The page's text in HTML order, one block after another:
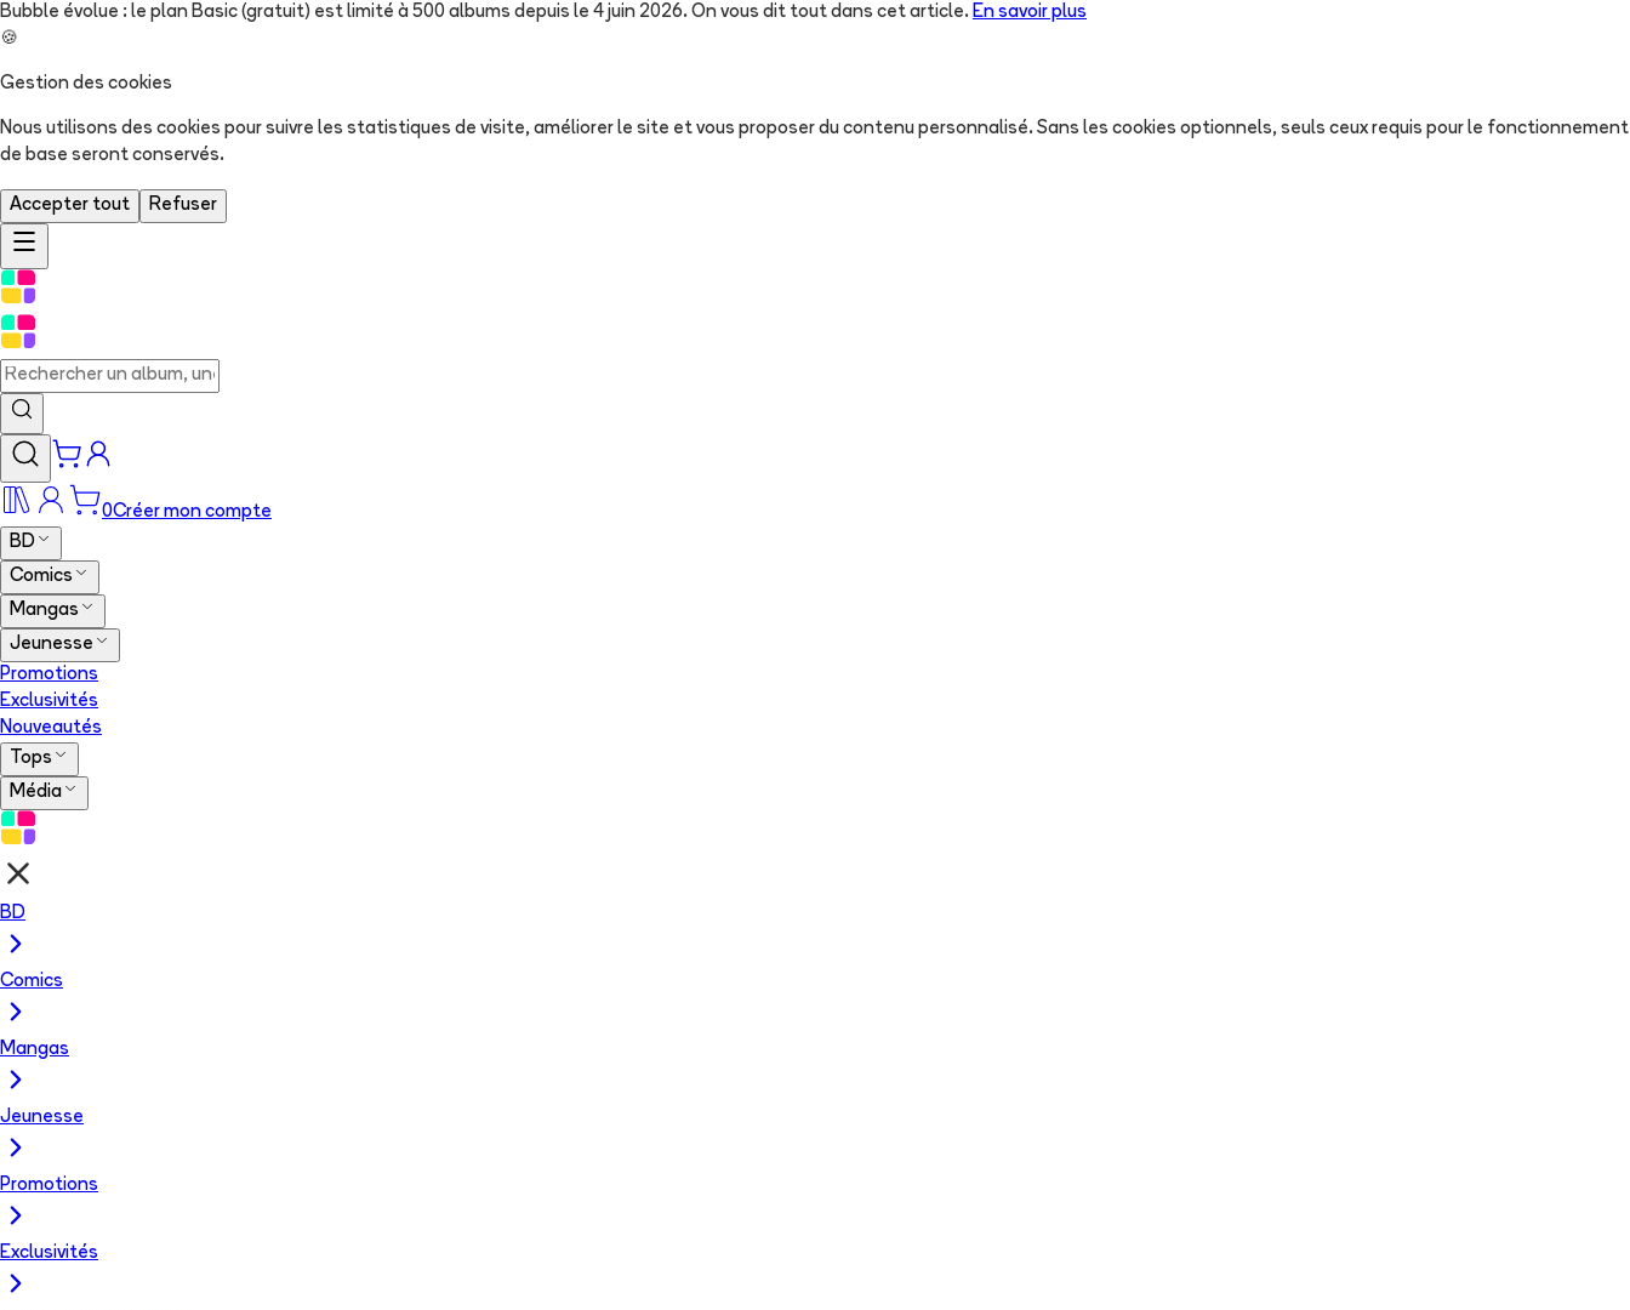
Bubble évolue : le plan Basic (gratuit) est limité à 500 albums depuis le 4 juin 2026. On vous dit tout dans cet article. En savoir plus
🍪
Gestion des cookies
Nous utilisons des cookies pour suivre les statistiques de visite, améliorer le site et vous proposer du contenu personnalisé. Sans les cookies optionnels, seuls ceux requis pour le fonctionnement
de base seront conservés.
Accepter tout Refuser
0Créer mon compte
BD
Comics
Mangas
Jeunesse
Promotions
Exclusivités
Nouveautés
Tops
Média
BD
Comics
Mangas
Jeunesse
Promotions
Exclusivités